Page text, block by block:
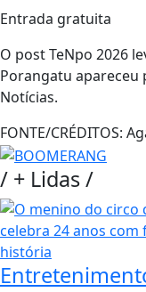
Entrada gratuita
O post TeNpo 2026
Porangatu apareceu
Notícias.
FONTE/CRÉDITOS:
/ + Lidas/